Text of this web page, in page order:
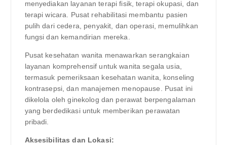
menyediakan layanan terapi fisik, terapi okupasi, dan
terapi wicara. Pusat rehabilitasi membantu pasien
pulih dari cedera, penyakit, dan operasi, memulihkan
fungsi dan kemandirian mereka.
Pusat kesehatan wanita menawarkan serangkaian
layanan komprehensif untuk wanita segala usia,
termasuk pemeriksaan kesehatan wanita, konseling
kontrasepsi, dan manajemen menopause. Pusat ini
dikelola oleh ginekolog dan perawat berpengalaman
yang berdedikasi untuk memberikan perawatan
pribadi.
Aksesibilitas dan Lokasi: